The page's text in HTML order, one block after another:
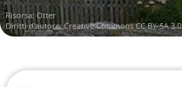
Risorsa: Otter
Diritti d'autore:Creative Commons CC BY-SA 3.0